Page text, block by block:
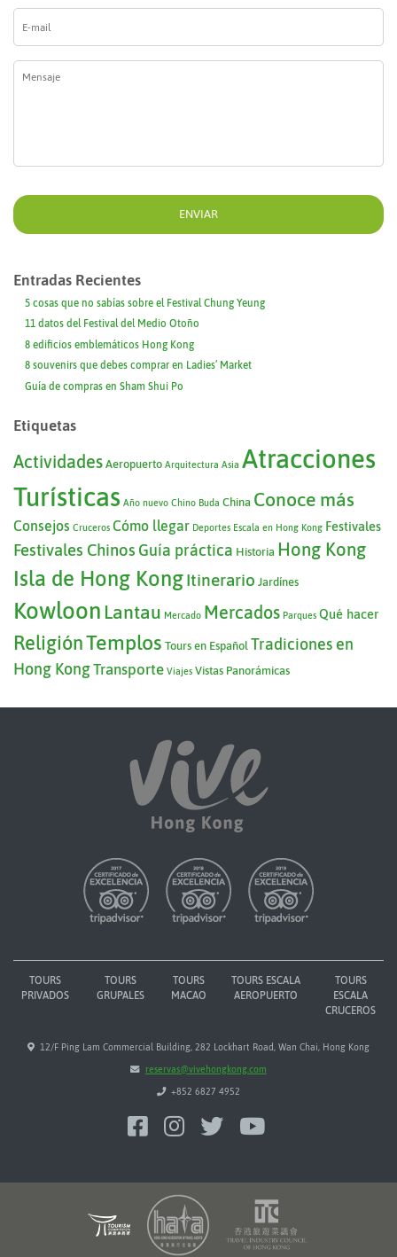
mail
*
Entradas Recientes
5 cosas que no sabías sobre el Festival Chung Yeung
11 datos del Festival del Medio Otoño
8 edificios emblemáticos Hong Kong
8 souvenirs que debes comprar en Ladies’ Market
Guía de compras en Sham Shui Po
Etiquetas
Actividades Aeropuerto Arquitectura Asia Atracciones
Turísticas Año nuevo Chino Buda China Conoce más
Consejos Cruceros Cómo llegar Deportes Escala en Hong Kong Festivales
Festivales Chinos Guía práctica Historia Hong Kong
Isla de Hong KongItinerario Jardínes
Kowloon Lantau Mercado Mercados Parques Qué hacer
ReligiónTemplos Tours en Español Tradiciones en
Hong KongTransporte Viajes Vistas Panorámicas
TOURS
PRIVADOS
TOURS
GRUPALES
TOURS
MACAO
TOURS ESCALA
AEROPUERTO
TOURS
ESCALA
CRUCEROS
12/F Ping Lam Commercial Building, 282 Lockhart Road, Wan Chai, Hong Kong
reservas@vivehongkong.com
+852 6827 4952